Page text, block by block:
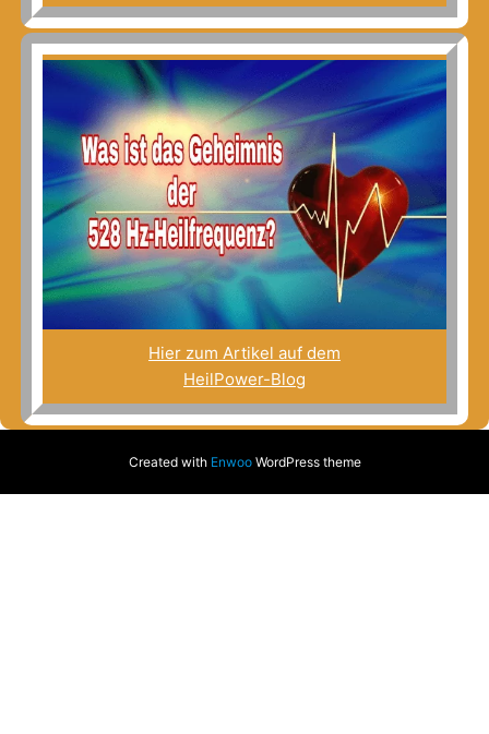
Hier zum Artikel auf dem
HeilPower-Blog
Created with EnwooWordPress theme